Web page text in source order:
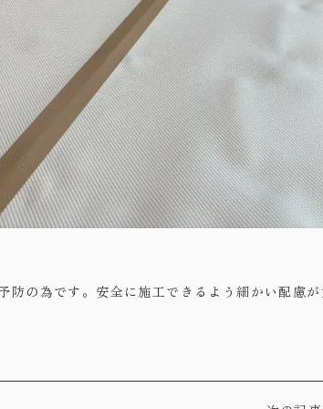
防の為です。安全に施工できるよう細かい配慮